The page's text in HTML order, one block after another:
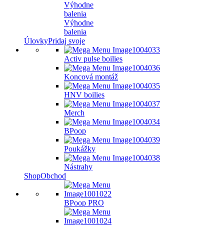
Výhodne
balenia
Výhodne
balenia
ÚlovkyPridaj svoje
Activ pulse boilies
Koncová montáž
HNV boilies
Merch
BPoop
Poukážky
Nástrahy
ShopObchod
BPoop PRO